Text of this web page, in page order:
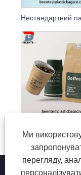
Ми
перегляду,